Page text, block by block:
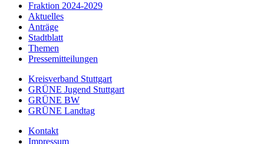
Fraktion 2024-2029
Aktuelles
Anträge
Stadtblatt
Themen
Pressemitteilungen
Kreisverband Stuttgart
GRÜNE Jugend Stuttgart
GRÜNE BW
GRÜNE Landtag
Kontakt
Impressum